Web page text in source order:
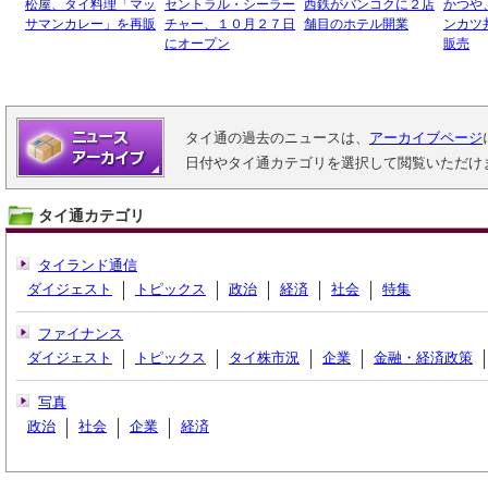
松屋、タイ料理「マッ
サマンカレー」を再販
セントラル・シーラー
チャー、１０月２７日
にオープン
西鉄がバンコクに２店
舗目のホテル開業
かつや
ンカツ
販売
タイ通の過去のニュースは、 アーカイブページ
日付やタイ通カテゴリを選択して閲覧いただけ
タイ通カテゴリ
タイランド通信
ダイジェスト
トピックス 政治 経済 社会 特集
ファイナンス
ダイジェスト
トピックス タイ株市況 企業 金融・経済政策
写真
政治
社会 企業 経済